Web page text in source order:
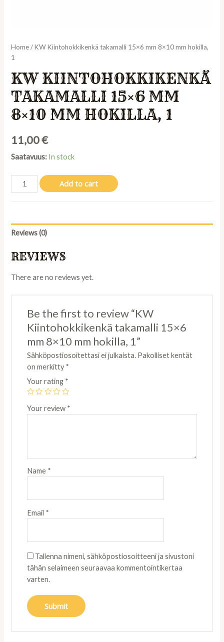
Home/ KW Kiintohokkikenkä takamalli 15×6 mm 8×10 mm hokilla,
1
KW KIINTOHOKKIKENKÄ
TAKAMALLI 15×6 MM
8×10 MM HOKILLA, 1
11,00€
Saatavuus: In stock
KW
Kiintohokkikenkä
mm
8x10
hokilla,
Add to cart
Reviews (0)
REVIEWS
There are no reviews yet.
Be the first to review “KW
Kiintohokkikenkä takamalli 15×6
mm 8×10 mm hokilla, 1”
Sähköpostiosoitettasi ei julkaista. Pakolliset kentät
on merkitty*
Your rating *
Your review *
Name *
Email *
Tallenna nimeni, sähköpostiosoitteeni ja sivustoni
tähän selaimeen seuraavaa kommentointikertaa
varten.